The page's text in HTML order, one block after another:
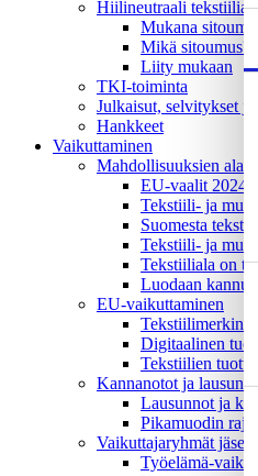
Hiilineutraali
Mukana
Mikä sitoumus?
Liity mukaan
TKI-toiminta
Julkaisut, selvitykset
Hankkeet
Vaikuttaminen
Mahdollisuuksien ala
EU-vaalit 2024:
Tekstiili- ja
Suomesta
Tekstiili- ja
Tekstiiliala on
Luodaan
EU-vaikuttaminen
Digitaalinen
Tekstiilien
Kannanotot ja
Lausunnot ja
Pikamuodin
Vaikuttajaryhmät
Työelämä-